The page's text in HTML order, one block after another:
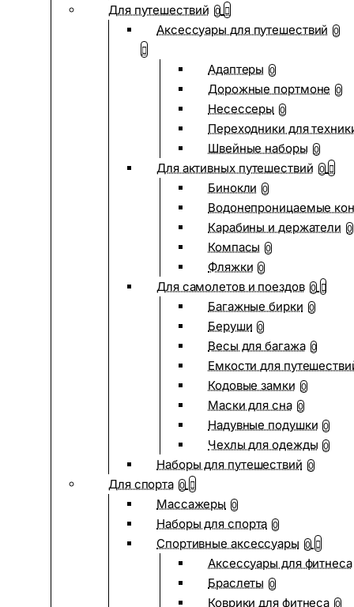
Для путешествий 0
Аксессуары для путешествий 0
Адаптеры 0
Дорожные портмоне 0
Несессеры 0
Переходники для
Швейные наборы 0
Для активных путешествий 0
Бинокли 0
Водонепроницаемые
Карабины и держатели 0
Компасы 0
Фляжки 0
Для самолетов и поездов 0
Багажные бирки 0
Беруши 0
Весы для багажа 0
Емкости для
Кодовые замки 0
Маски для сна 0
Надувные подушки 0
Чехлы для одежды 0
Наборы для путешествий 0
Для спорта 0
Массажеры 0
Наборы для спорта 0
Спортивные аксессуары 0
Аксессуары для фитнеса
Браслеты 0
Коврики для фитнеса 0